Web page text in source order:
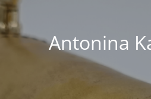
Antonina